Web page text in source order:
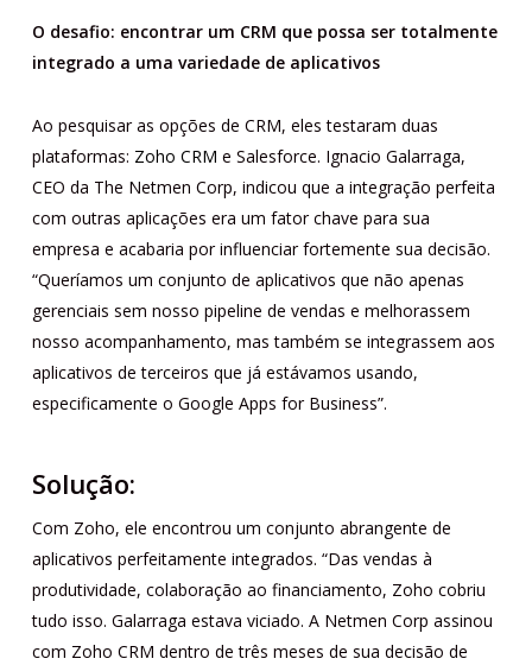
O desafio: encontrar um CRM que possa ser totalmente
integrado a uma variedade de aplicativos
Ao pesquisar as opções de CRM, eles testaram duas
plataformas: Zoho CRM e Salesforce. Ignacio Galarraga,
CEO da The Netmen Corp, indicou que a integração perfeita
com outras aplicações era um fator chave para sua
empresa e acabaria por influenciar fortemente sua decisão.
“Queríamos um conjunto de aplicativos que não apenas
gerenciais sem nosso pipeline de vendas e melhorassem
nosso acompanhamento, mas também se integrassem aos
aplicativos de terceiros que já estávamos usando,
especificamente o Google Apps for Business”.
Solução:
Com Zoho, ele encontrou um conjunto abrangente de
aplicativos perfeitamente integrados. “Das vendas à
produtividade, colaboração ao financiamento, Zoho cobriu
tudo isso. Galarraga estava viciado. A Netmen Corp assinou
com Zoho CRM dentro de três meses de sua decisão de